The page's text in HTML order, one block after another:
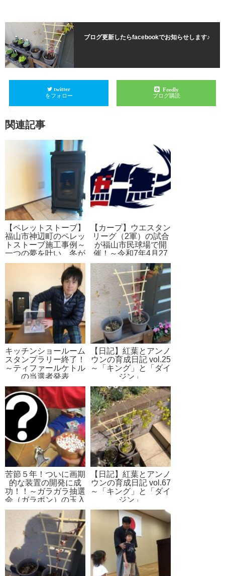
ブログ更新したらfacebookでお知らせします♪
twitter
をフォロー
Feedly
ブログ購読
関連記事
【ペレットストーブ】
福山市神辺町のペレッ
トストーブ施工事例～
一つの夢を叶い、冬が
楽しみに
【カープ】ウエスタン
リーグ（2軍）の試合
が福山市民球場で開
催！～令和7年4月27
日（日）
キッチンショールーム
スタンプラリー終了！
～ティファールケトル
の当選者発表
【日記】紅葉とアンノ
ウンの育成日記 vol.25
～「キング」と「ダイ
ジン」
苦節５年！ついに画期
的な装置の開発に成
功！！～ガラガラ抽選
会（ガラポン）の玉入
れ作業が100倍スムー
ズになる方法
【日記】紅葉とアンノ
ウンの育成日記 vol.67
～「キング」と「ダイ
ジン」